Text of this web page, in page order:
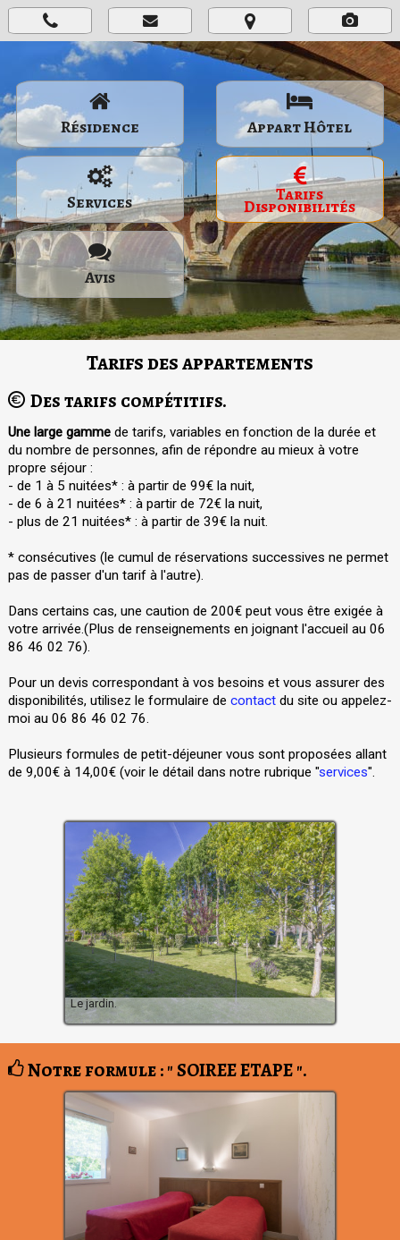
Résidence Appart Hôtel
Services Tarifs
Disponibilités
Avis
Tarifs des appartements
Des tarifs compétitifs.
Une large gammede tarifs, variables en fonction de la durée et
du nombre de personnes, afin de répondre au mieux à votre
propre séjour :
- de 1 à 5 nuitées* : à partir de 99€ la nuit,
- de 6 à 21 nuitées* : à partir de 72€ la nuit,
- plus de 21 nuitées* : à partir de 39€ la nuit.
* consécutives (le cumul de réservations successives ne permet
pas de passer d'un tarif à l'autre).
Dans certains cas, une caution de 200€ peut vous être exigée à
votre arrivée.(Plus de renseignements en joignant l'accueil au 06
86 46 02 76).
Pour un devis correspondant à vos besoins et vous assurer des
disponibilités, utilisez le formulaire de contactdu site ou appelez-
moi au 06 86 46 02 76.
Plusieurs formules de petit-déjeuner vous sont proposées allant
de 9,00€ à 14,00€ (voir le détail dans notre rubrique "services".
Le jardin.
Notre formule : " SOIREE ETAPE ".